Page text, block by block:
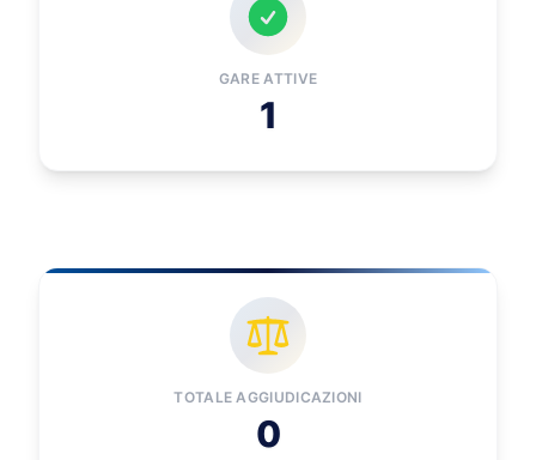
GARE ATTIVE
1
TOTALE AGGIUDICAZIONI
0